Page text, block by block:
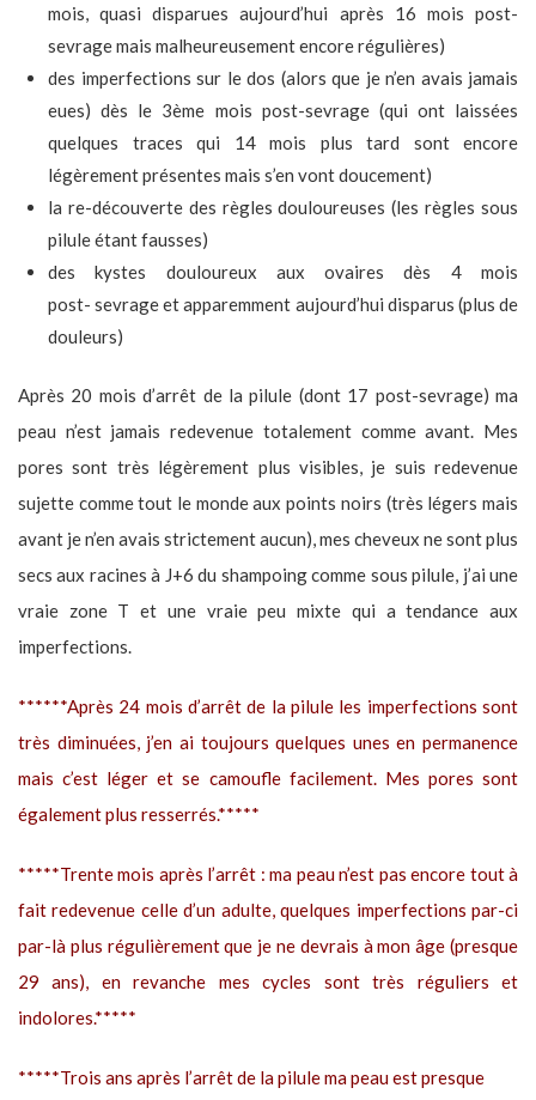
mois, quasi disparues aujourd’hui après 16 mois post-
sevrage mais malheureusement encore régulières)
des imperfections sur le dos (alors que je n’en avais jamais
eues) dès le 3ème mois post-sevrage (qui ont laissées
quelques traces qui 14 mois plus tard sont encore
légèrement présentes mais s’en vont doucement)
la re-découverte des règles douloureuses (les règles sous
pilule étant fausses)
des kystes douloureux aux ovaires dès 4 mois
post- sevrage et apparemment aujourd’hui disparus (plus de
douleurs)
Après 20 mois d’arrêt de la pilule (dont 17 post-sevrage) ma
peau n’est jamais redevenue totalement comme avant. Mes
pores sont très légèrement plus visibles, je suis redevenue
sujette comme tout le monde aux points noirs (très légers mais
avant je n’en avais strictement aucun), mes cheveux ne sont plus
secs aux racines à J+6 du shampoing comme sous pilule, j’ai une
vraie zone T et une vraie peu mixte qui a tendance aux
imperfections.
******Après 24 mois d’arrêt de la pilule les imperfections sont
très diminuées, j’en ai toujours quelques unes en permanence
mais c’est léger et se camoufle facilement. Mes pores sont
également plus resserrés.*****
*****Trente mois après l’arrêt : ma peau n’est pas encore tout à
fait redevenue celle d’un adulte, quelques imperfections par-ci
par-là plus régulièrement que je ne devrais à mon âge (presque
29 ans), en revanche mes cycles sont très réguliers et
indolores.*****
*****Trois ans après l’arrêt de la pilule ma peau est presque